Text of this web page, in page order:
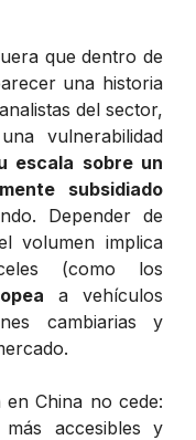
que dentro de
una historia
del sector,
vulnerabilidad
escala sobre un
subsidiado
Depender de
volumen implica
(como los
a vehículos
cambiarias y
China no cede:
accesibles y